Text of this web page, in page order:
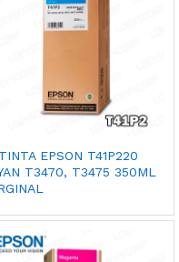
EPSON T41P220
T3470, T3475 350ML